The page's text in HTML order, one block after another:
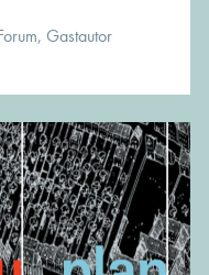
Gastautor